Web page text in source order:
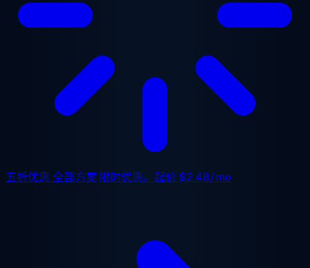
五折优惠 全部方案,限时优惠。起价$2.48/mo